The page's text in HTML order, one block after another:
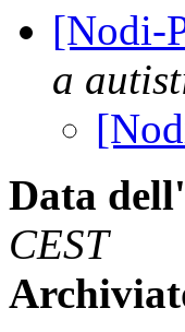
[Nodi-
a
Data
CEST